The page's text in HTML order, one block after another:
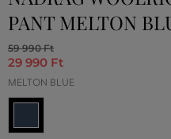
PANT MELTON
59 990 Ft
29 990 Ft
MELTON BLUE